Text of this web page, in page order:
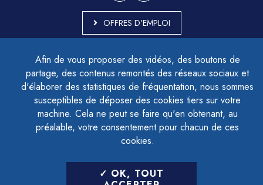
Afin de vous proposer des vidéos, des boutons de
partage, des contenus remontés des réseaux sociaux et
d'élaborer des statistiques de fréquentation, nous sommes
susceptibles de déposer des cookies tiers sur votre
machine. Cela ne peut se faire qu'en obtenant, au
préalable, votre consentement pour chacun de ces
cookies.
OK, TOUT
OFFRES D'EMPLOI
ACCESSIBILITÉ - PARTIELLEMENT CONFORME
PLAN DU SITE
MENTIONS LÉGALES
CONTACTER LE DÉLÉGUÉ À LA PROTECTION DES DONNÉES
GESTION DES COOKIES
LETTRE D'INFORMATION
SAISIR VOTRE ADRESSE E-MAIL